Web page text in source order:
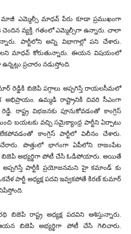
మాజీ ఎమ్మెల్సీ మాధవ్ పేరు కూడా ప్రముఖంగా
వ్యక్తి. గతంలో ఎమ్మెల్సీగా ఉన్నారు. చాలా
పార్టీలోని అన్ని విభాగాల్లో పని చేశారు.
మాధవ్ కోరుతున్నారు. ఈయన విషయంలో
ప్రచారం నడుస్తోంది.
రెడ్డికి బిజెపి పగ్గాలు అప్పగిస్తే రాయలసీమలో
అభిప్రాయం. ఉమ్మడి రాష్ట్రానికి చివరి సీఎంగా
రాష్ట్ర విభజనకు పూనుకోవడంతో కాంగ్రెస్
బయటకు వచ్చి సమైక్యాంధ్ర పార్టీని ఏర్పాటు
కాంగ్రెస్ పార్టీలో విలీనం చేశారు.
చేరారు. పొత్తులో భాగంగా ఏపీలోని రాజంపేట
బిజెపి అభ్యర్థిగా పోటీ చేసి ఓడిపోయారు. అయితే
అప్పగిస్తే పార్టీకి ప్రయోజనమని హై కమాండ్ కు
ఒకవేళ పార్టీ అధ్యక్ష పదవి ఇవ్వకపోతే కిరణ్ కుమార్
బిజెపి రాష్ట్ర అధ్యక్ష పదవిని ఆశిస్తున్నారు.
బిజెపి అభ్యర్థిగా పోటీ చేసి గెలిచారు.